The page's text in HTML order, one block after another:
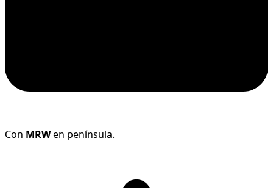
Con MRWen península.